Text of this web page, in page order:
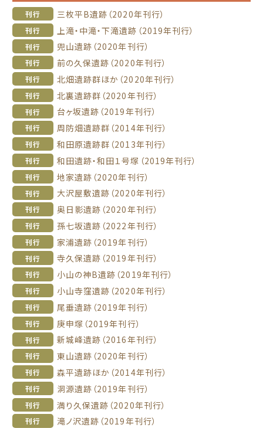
刊行 三枚平B遺跡（2020年刊行）
刊行 上滝・中滝・下滝遺跡（2019年刊行）
刊行 兜山遺跡（2020年刊行）
刊行 前の久保遺跡（2020年刊行）
刊行 北畑遺跡群ほか（2020年刊行）
刊行 北裏遺跡群（2020年刊行）
刊行 台ヶ坂遺跡（2019年刊行）
刊行 周防畑遺跡群（2014年刊行）
刊行 和田原遺跡群（2013年刊行）
刊行 和田遺跡・和田１号塚（2019年刊行）
刊行 地家遺跡（2020年刊行）
刊行 大沢屋敷遺跡（2020年刊行）
刊行 奥日影遺跡（2020年刊行）
刊行 孫七坂遺跡（2022年刊行）
刊行 家浦遺跡（2019年刊行）
刊行 寺久保遺跡（2019年刊行）
刊行 小山の神B遺跡（2019年刊行）
刊行 小山寺窪遺跡（2020年刊行）
刊行 尾垂遺跡（2019年刊行）
刊行 庚申塚（2019年刊行）
刊行 新城峰遺跡（2016年刊行）
刊行 東山遺跡（2020年刊行）
刊行 森平遺跡ほか（2014年刊行）
刊行 洞源遺跡（2019年刊行）
刊行 満り久保遺跡（2020年刊行）
刊行 滝ノ沢遺跡（2019年刊行）